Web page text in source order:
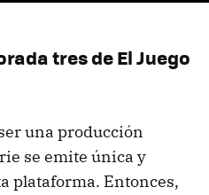
tres de El Juego
una producción
se emite única y
plataforma. Entonces,